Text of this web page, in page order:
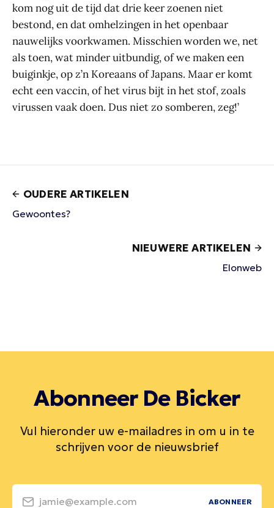
kom nog uit de tijd dat drie keer zoenen niet
bestond, en dat omhelzingen in het openbaar
nauwelijks voorkwamen. Misschien worden we, net
als toen, wat minder uitbundig, of we maken een
buiginkje, op z’n Koreaans of Japans. Maar er komt
echt een vaccin, of het virus bijt in het stof, zoals
virussen vaak doen. Dus niet zo somberen, zeg!’
OUDERE ARTIKELEN
Gewoontes?
NIEUWERE ARTIKELEN
Elonweb
Abonneer De Bicker
Vul hieronder uw e-mailadres in om u in te
schrijven voor de nieuwsbrief
jamie@example.com ABONNEER